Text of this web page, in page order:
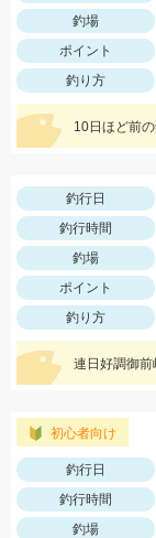
釣場
ポイント
釣り方
釣行日
釣行時間
釣場
ポイント
釣り方
連日好調御前
初心者向け
釣行日
釣行時間
釣場